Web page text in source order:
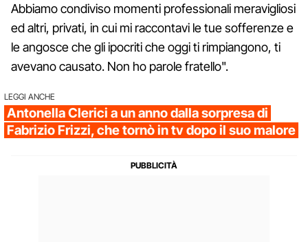
Abbiamo condiviso momenti professionali meravigliosi
ed altri, privati, in cui mi raccontavi le tue sofferenze e
le angosce che gli ipocriti che oggi ti rimpiangono, ti
avevano causato. Non ho parole fratello".
LEGGI ANCHE
Antonella Clerici a un anno dalla sorpresa di
Fabrizio Frizzi, che tornò in tv dopo il suo malore